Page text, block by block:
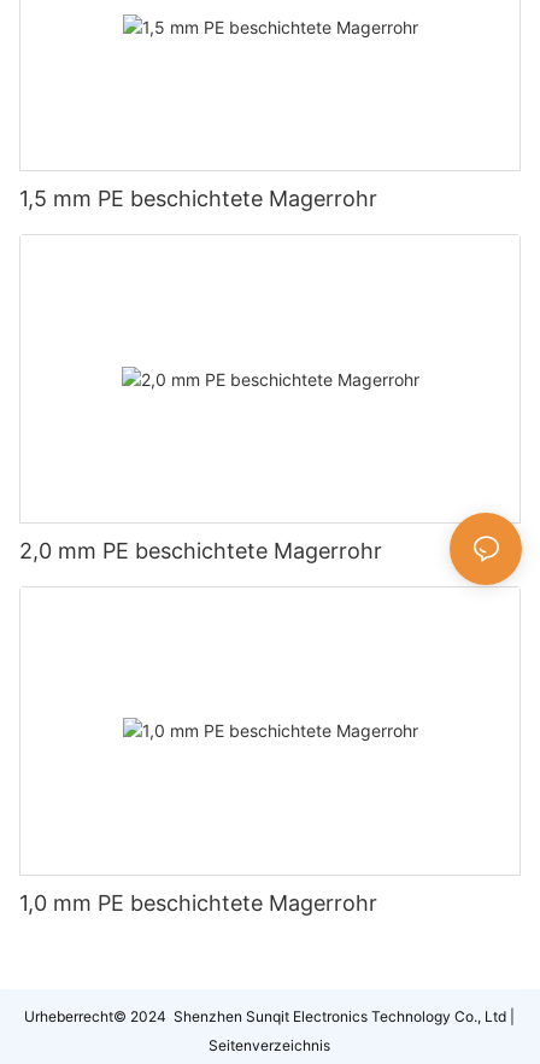
1,5 mm PE beschichtete Magerrohr
2,0 mm PE beschichtete Magerrohr
1,0 mm PE beschichtete Magerrohr
Urheberrecht© 2024 Shenzhen Sunqit Electronics Technology Co., Ltd |
Seitenverzeichnis